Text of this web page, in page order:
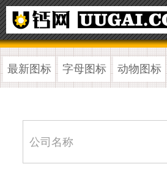
最新图标 字母图标 动物图标